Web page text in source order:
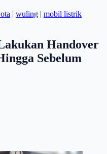
| wuling | mobil listrik
Handover
Sebelum